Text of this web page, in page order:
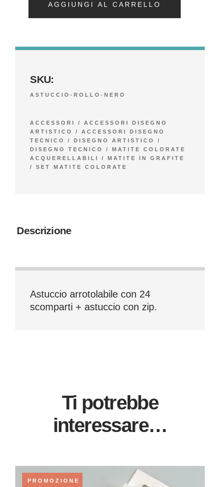
AGGIUNGI AL CARRELLO
SKU:
ASTUCCIO-ROLLO-NERO
ACCESSORI /ACCESSORI DISEGNO
ARTISTICO
/ACCESSORI DISEGNO
TECNICO
/DISEGNO ARTISTICO
/
DISEGNO TECNICO
/MATITE COLORATE
ACQUERELLABILI
/MATITE IN GRAFITE
/SET MATITE COLORATE
Descrizione
Astuccio arrotolabile con 24
scomparti + astuccio con zip.
Ti potrebbe
interessare…
PROMOZIONE